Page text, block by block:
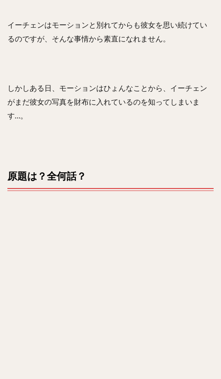
イーチェンはモーションと別れてからも彼女を思い続けてい
るのですが、そんな事情から素直になれません。
しかしある日、モーションはひょんなことから、イーチェン
がまだ彼女の写真を財布に入れているのを知ってしまいま
す…。
原題は？全何話？